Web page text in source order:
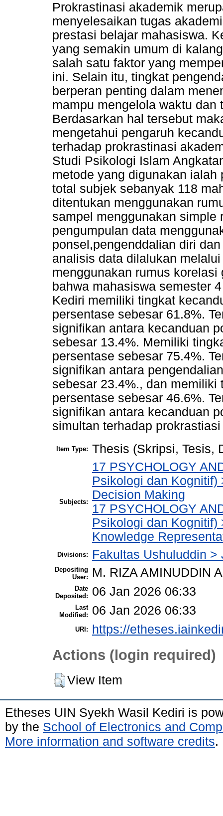
Prokrastinasi akademik
menyelesaikan tugas
prestasi belajar mahasiswa.
yang semakin umum di
salah satu faktor yang
ini. Selain itu, tingkat
berperan penting dalam
mampu mengelola waktu
Berdasarkan hal tersebut
mengetahui pengaruh
terhadap prokrastinasi
Studi Psikologi Islam
metode yang digunakan
total subjek sebanyak 118
ditentukan menggunakan
sampel menggunakan simple
pengumpulan data
ponsel,pengenddalian diri
analisis data dilalukan
menggunakan rumus
bahwa mahasiswa semester
Kediri memiliki tingkat
persentase sebesar 61.8%.
signifikan antara kecanduan
sebesar 13.4%. Memiliki
persentase sebesar 75.4%.
signifikan antara
sebesar 23.4%., dan
persentase sebesar 46.6%.
signifikan antara kecanduan
simultan terhadap
Item Type: Thesis (Skripsi, Tesis,
Subjects:
17 PSYCHOLOGY
Psikologi dan
Decision Making
17 PSYCHOLOGY
Psikologi dan
Knowledge
Divisions: Fakultas Ushuluddin
Depositing
User:
M. RIZA AMINUDDIN
Date
Deposited:
06 Jan 2026 06:33
Last
Modified:
06 Jan 2026 06:33
URI: https://
Actions (login required)
View Item
Etheses UIN Syekh Wasil Kediri is
by the School of Electronics and
More information and software credits.